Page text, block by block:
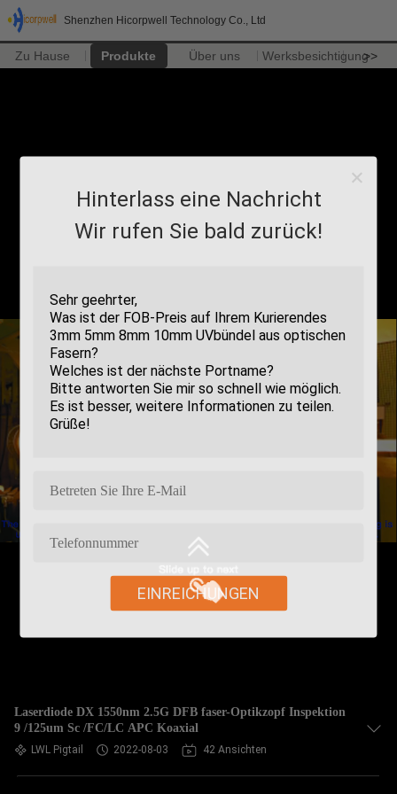
Shenzhen Hicorpwell Technology Co., Ltd
Zu Hause Produkte Über uns Werksbesichtigung>>
Hinterlass eine Nachricht
Wir rufen Sie bald zurück!
EINREICHUNGEN
Laserdiode DX 1550nm 2.5G DFB faser-Optikzopf Inspektion
9 /125um Sc /FC/LC APC Koaxial
LWL Pigtail 2022-08-03 42 Ansichten